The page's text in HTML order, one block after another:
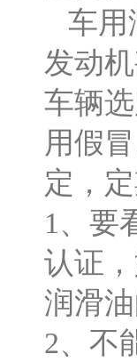
车用
发动
车辆
用假
定，
1、要
认证
润滑
2、不